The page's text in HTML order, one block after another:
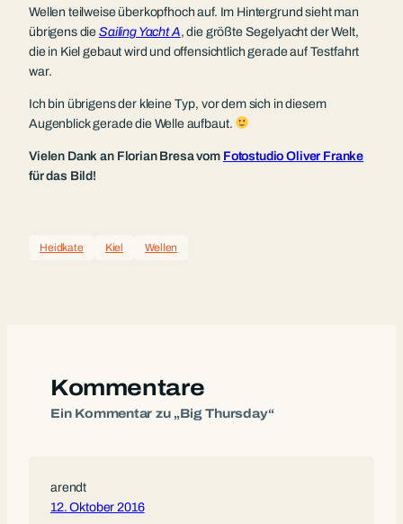
Wellen teilweise überkopfhoch auf. Im Hintergrund sieht man
übrigens die Sailing Yacht A, die größte Segelyacht der Welt,
die in Kiel gebaut wird und offensichtlich gerade auf Testfahrt
war.
Ich bin übrigens der kleine Typ, vor dem sich in diesem
Augenblick gerade die Welle aufbaut.
Vielen Dank an Florian Bresa vom Fotostudio Oliver Franke
für das Bild!
Heidkate Kiel Wellen
Kommentare
Ein Kommentar zu „Big Thursday“
arendt
12. Oktober 2016